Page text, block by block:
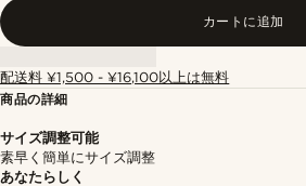
カートに追加
配送料 ¥1,500 - ¥16,100以上は無料
商品の詳細
サイズ調整可能
素早く簡単にサイズ調整
あなたらしく